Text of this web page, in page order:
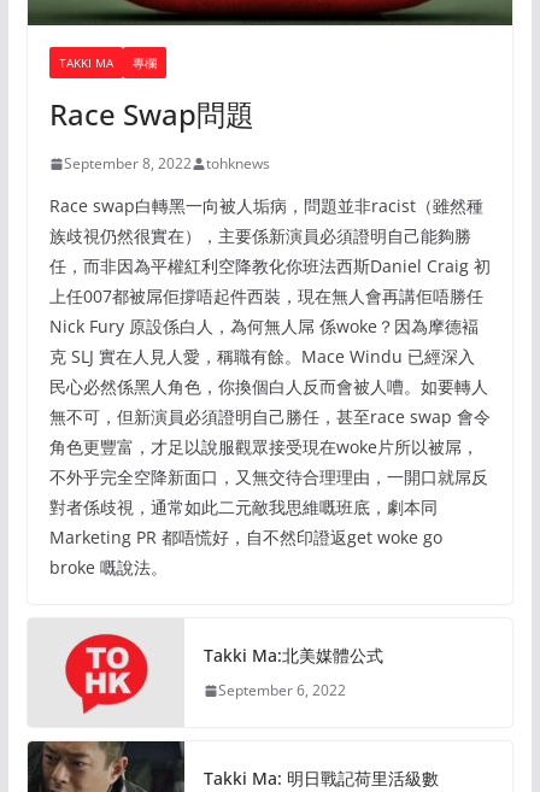
TAKKI MA 專欄
Race Swap問題
September 8, 2022 tohknews
Race swap白轉黑一向被人垢病，問題並非racist（雖然種
族歧視仍然很實在），主要係新演員必須證明自己能夠勝
任，而非因為平權紅利空降教化你班法西斯Daniel Craig 初
上任007都被屌佢撐唔起件西裝，現在無人會再講佢唔勝任
Nick Fury 原設係白人，為何無人屌 係woke？因為摩德褔
克 SLJ 實在人見人愛，稱職有餘。Mace Windu 已經深入
民心必然係黑人角色，你換個白人反而會被人嘈。如要轉人
無不可，但新演員必須證明自己勝任，甚至race swap 會令
角色更豐富，才足以說服觀眾接受現在woke片所以被屌，
不外乎完全空降新面口，又無交待合理理由，一開口就屌反
對者係歧視，通常如此二元敵我思維嘅班底，劇本同
Marketing PR 都唔慌好，自不然印證返get woke go
broke 嘅說法。
Takki Ma:北美媒體公式
September 6, 2022
Takki Ma: 明日戰記荷里活級數